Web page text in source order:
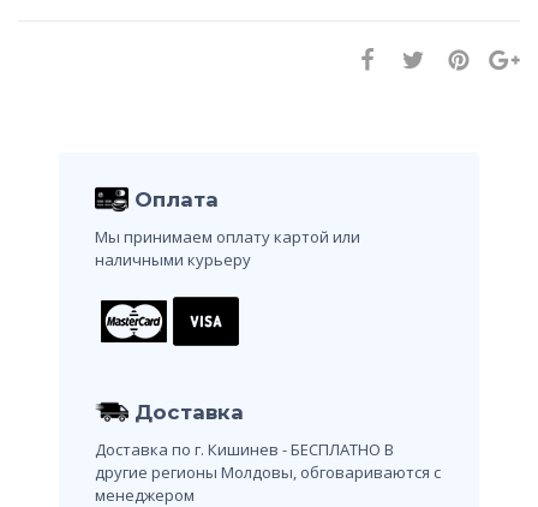
Оплата
Мы принимаем оплату картой или
наличными курьеру
Доставка
Доставка по г. Кишинев - БЕСПЛАТНО В
другие регионы Молдовы, обговариваются с
менеджером